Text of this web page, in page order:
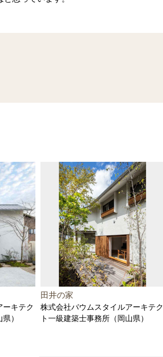
ーキテク
）
田井の家
株式会社バウムスタイルアーキテク
ト一級建築士事務所（岡山県）